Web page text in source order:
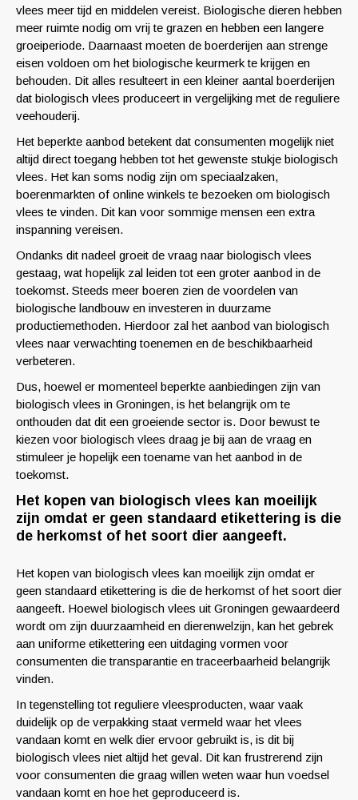
vlees meer tijd en middelen vereist. Biologische dieren hebben
meer ruimte nodig om vrij te grazen en hebben een langere
groeiperiode. Daarnaast moeten de boerderijen aan strenge
eisen voldoen om het biologische keurmerk te krijgen en
behouden. Dit alles resulteert in een kleiner aantal boerderijen
dat biologisch vlees produceert in vergelijking met de reguliere
veehouderij.
Het beperkte aanbod betekent dat consumenten mogelijk niet
altijd direct toegang hebben tot het gewenste stukje biologisch
vlees. Het kan soms nodig zijn om speciaalzaken,
boerenmarkten of online winkels te bezoeken om biologisch
vlees te vinden. Dit kan voor sommige mensen een extra
inspanning vereisen.
Ondanks dit nadeel groeit de vraag naar biologisch vlees
gestaag, wat hopelijk zal leiden tot een groter aanbod in de
toekomst. Steeds meer boeren zien de voordelen van
biologische landbouw en investeren in duurzame
productiemethoden. Hierdoor zal het aanbod van biologisch
vlees naar verwachting toenemen en de beschikbaarheid
verbeteren.
Dus, hoewel er momenteel beperkte aanbiedingen zijn van
biologisch vlees in Groningen, is het belangrijk om te
onthouden dat dit een groeiende sector is. Door bewust te
kiezen voor biologisch vlees draag je bij aan de vraag en
stimuleer je hopelijk een toename van het aanbod in de
toekomst.
Het kopen van biologisch vlees kan moeilijk
zijn omdat er geen standaard etikettering is die
de herkomst of het soort dier aangeeft.
Het kopen van biologisch vlees kan moeilijk zijn omdat er
geen standaard etikettering is die de herkomst of het soort dier
aangeeft. Hoewel biologisch vlees uit Groningen gewaardeerd
wordt om zijn duurzaamheid en dierenwelzijn, kan het gebrek
aan uniforme etikettering een uitdaging vormen voor
consumenten die transparantie en traceerbaarheid belangrijk
vinden.
In tegenstelling tot reguliere vleesproducten, waar vaak
duidelijk op de verpakking staat vermeld waar het vlees
vandaan komt en welk dier ervoor gebruikt is, is dit bij
biologisch vlees niet altijd het geval. Dit kan frustrerend zijn
voor consumenten die graag willen weten waar hun voedsel
vandaan komt en hoe het geproduceerd is.